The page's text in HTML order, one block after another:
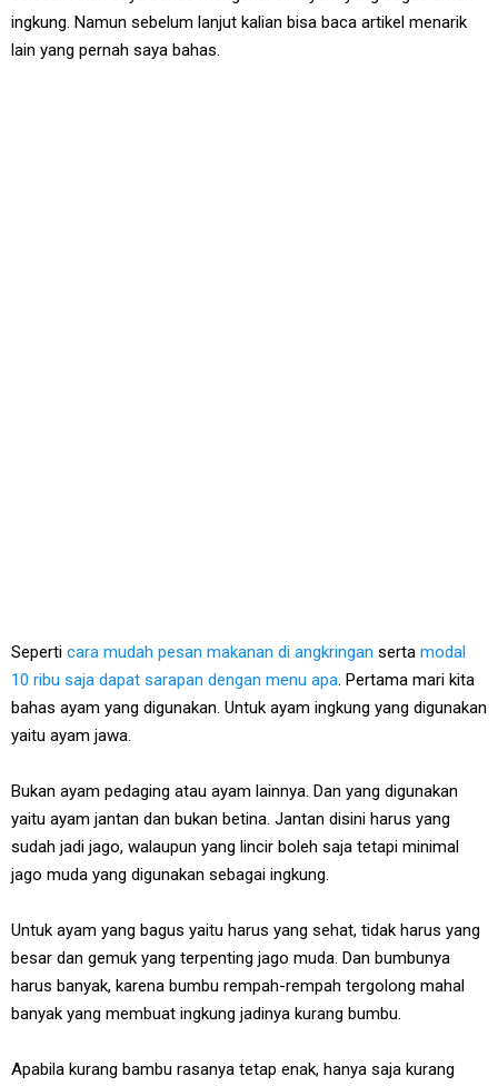
ingkung. Namun sebelum lanjut kalian bisa baca artikel menarik
lain yang pernah saya bahas.
Seperti cara mudah pesan makanan di angkringan serta modal
10 ribu saja dapat sarapan dengan menu apa. Pertama mari kita
bahas ayam yang digunakan. Untuk ayam ingkung yang digunakan
yaitu ayam jawa.
Bukan ayam pedaging atau ayam lainnya. Dan yang digunakan
yaitu ayam jantan dan bukan betina. Jantan disini harus yang
sudah jadi jago, walaupun yang lincir boleh saja tetapi minimal
jago muda yang digunakan sebagai ingkung.
Untuk ayam yang bagus yaitu harus yang sehat, tidak harus yang
besar dan gemuk yang terpenting jago muda. Dan bumbunya
harus banyak, karena bumbu rempah-rempah tergolong mahal
banyak yang membuat ingkung jadinya kurang bumbu.
Apabila kurang bambu rasanya tetap enak, hanya saja kurang